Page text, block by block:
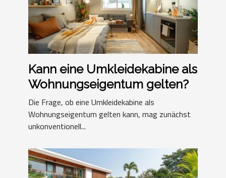
Kann eine Umkleidekabine als
Wohnungseigentum gelten?
Die Frage, ob eine Umkleidekabine als
Wohnungseigentum gelten kann, mag zunächst
unkonventionell...